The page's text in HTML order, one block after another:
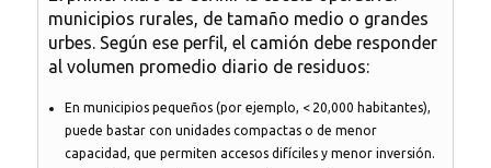
municipios rurales, de tamaño medio o grandes
urbes. Según ese perfil, el camión debe responder
al volumen promedio diario de residuos:
En municipios pequeños (por ejemplo, < 20,000 habitantes),
puede bastar con unidades compactas o de menor
capacidad, que permiten accesos difíciles y menor inversión.